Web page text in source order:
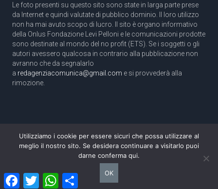
Le foto presenti su questo sito sono state in larga parte prese
da Internet e quindi valutate di pubblico dominio. Il loro utilizzo
non ha mai avuto scopo di lucro. Il sito è organo informativo
della Onlus Fondazione Levi Pelloni e le comunicazioni prodotte
sono destinate al mondo del no profit (ETS). Se i soggetti o gli
autori avessero qualcosa in contrario alla pubblicazione non
avranno che da segnalarlo
a redagenziacomunica@gmail.com e si provvederà alla
rimozione.
Copyright 2003 com.unica - Tutti i diritti riservati
Aut. Tribunale di Roma N. 466/2003 dell'11/11/2003
Direttore responsabile: Pino Pelloni [direttore@agenziacomunica.net]
Design by Ethoslab.
FacebookTwitter WhatsAppCondividi
Utilizziamo i cookie per essere sicuri che possa utilizzare al
meglio il nostro sito. Se desidera continuare a visitarlo puoi
darne conferma qui.
OK